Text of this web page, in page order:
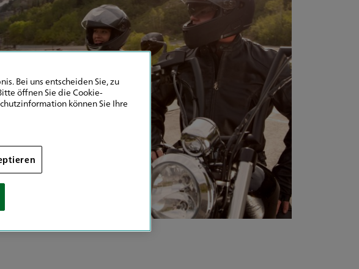
Bei uns entscheiden Sie, zu
öffnen Sie die Cookie-
können Sie Ihre